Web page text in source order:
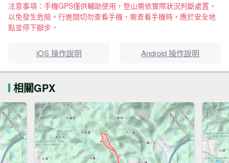
注意事項：手機GPS僅供輔助使用，登山需依實際狀況判斷處置，
以免發生危險。行進間切勿查看手機，需查看手機時，應於安全地
點並停下腳步。
iOS 操作說明 Android 操作說明
相關GPX